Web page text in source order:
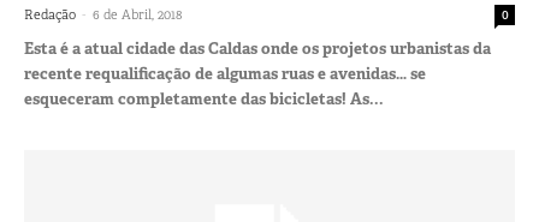
Redação - 6 de Abril, 2018 0
Esta é a atual cidade das Caldas onde os projetos urbanistas da
recente requalificação de algumas ruas e avenidas… se
esqueceram completamente das bicicletas! As...